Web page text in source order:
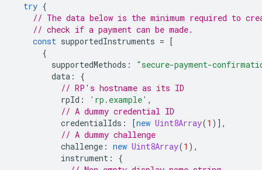
try {
// The data below is the minimum required to
// check if a payment can be made.
const supportedInstruments =
[
{
supportedMethods :
"secure-payment-
data :
{
// RP's hostname as its ID
rpId : 'rp.example' ,
// A dummy credential ID
credentialIds : [new Uint8Array(1 )],
// A dummy challenge
challenge : new Uint8Array(1 ),
instrument :
{